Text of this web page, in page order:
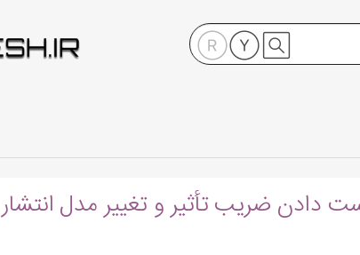
دادن ضریب تأثیر و تغییر مدل انتشار